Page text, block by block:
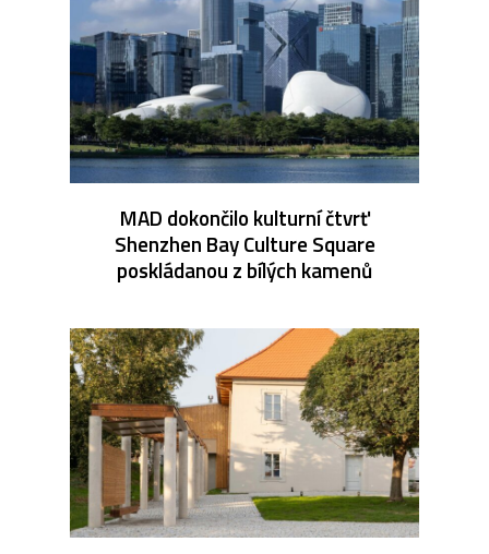
MAD dokončilo kulturní čtvrť
Shenzhen Bay Culture Square
poskládanou z bílých kamenů